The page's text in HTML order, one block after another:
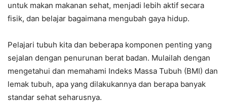
untuk makan makanan sehat, menjadi lebih aktif secara
fisik, dan belajar bagaimana mengubah gaya hidup.
Pelajari tubuh kita dan beberapa komponen penting yang
sejalan dengan penurunan berat badan. Mulailah dengan
mengetahui dan memahami Indeks Massa Tubuh (BMI) dan
lemak tubuh, apa yang dilakukannya dan berapa banyak
standar sehat seharusnya.